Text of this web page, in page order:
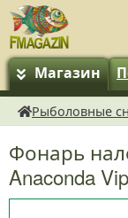
Магазин
fMagazin.ru
Рыболовные
Фонарь
Anaconda